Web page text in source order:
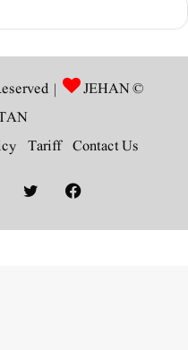
© Copyright 2026, All Rights Reserved |
JEHAN
Contact Us
Tariff
Facebook